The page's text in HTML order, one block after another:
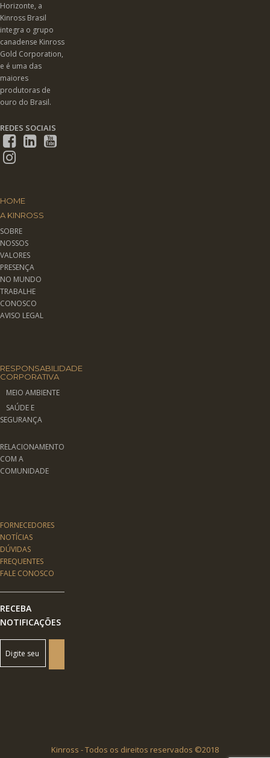
Horizonte, a
Kinross Brasil
integra o grupo
canadense Kinross
Gold Corporation,
e é uma das
maiores
produtoras de
ouro do Brasil.
REDES SOCIAIS
HOME
A KINROSS
SOBRE
NOSSOS
VALORES
PRESENÇA
NO MUNDO
TRABALHE
CONOSCO
AVISO LEGAL
RESPONSABILIDADE
CORPORATIVA
MEIO AMBIENTE
SAÚDE E
SEGURANÇA
RELACIONAMENTO
COM A
COMUNIDADE
FORNECEDORES
NOTÍCIAS
DÚVIDAS
FREQUENTES
FALE CONOSCO
RECEBA
NOTIFICAÇÕES
Kinross - Todos os direitos reservados ©2018